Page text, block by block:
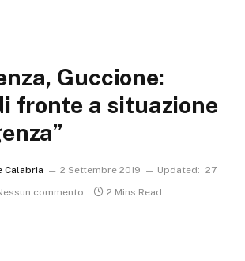
Guccione:
fronte a situazione
Calabria 2 Settembre 2019 Updated: 27
commento 2 Mins Read